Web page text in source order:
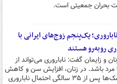
بحران جمعیتی است.
یک‌پنجم زوج‌های ایرانی با
روبه‌رو هستند
و زایمان گفت: ناباروری می‌تواند از
مرد باشد. در زنان، افزایش سن و کاهش
کیفیت تخمک‌ها پس از ۳۵ سالگی احتمال ناباروری